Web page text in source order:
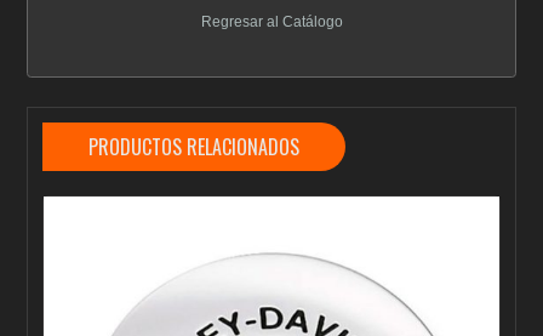
Regresar al Catálogo
PRODUCTOS RELACIONADOS